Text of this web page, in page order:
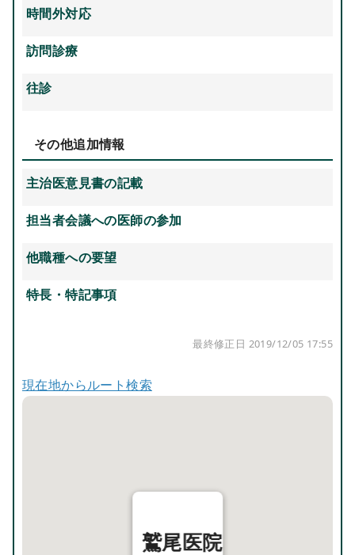
時間外対応
訪問診療
往診
その他追加情報
主治医意見書の記載
担当者会議への医師の参加
他職種への要望
特長・特記事項
最終修正日 2019/12/05 17:55
現在地からルート検索
鷲尾医院